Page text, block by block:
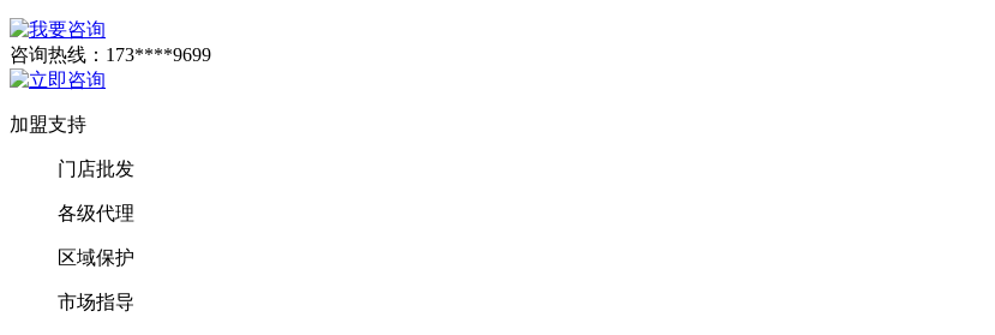
咨询热线： 173****9699
加盟支持
门店批发
各级代理
区域保护
市场指导